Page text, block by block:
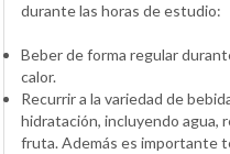
durante las horas de estudio:
Beber de forma regular
calor.
Recurrir a la variedad de
hidratación, incluyendo agua,
fruta. Además es importante